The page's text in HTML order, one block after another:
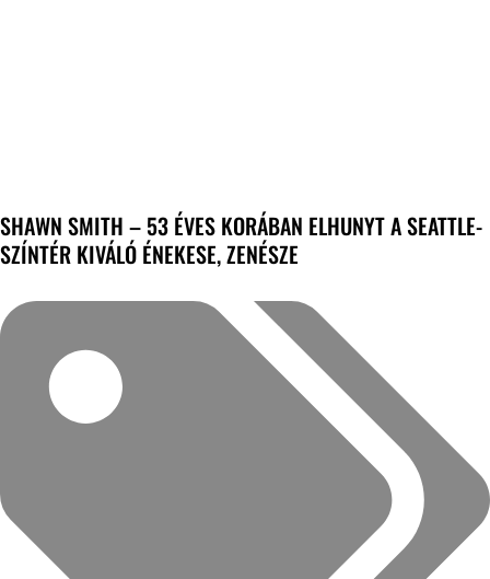
SHAWN SMITH – 53 ÉVES KORÁBAN ELHUNYT A SEATTLE-
SZÍNTÉR KIVÁLÓ ÉNEKESE, ZENÉSZE